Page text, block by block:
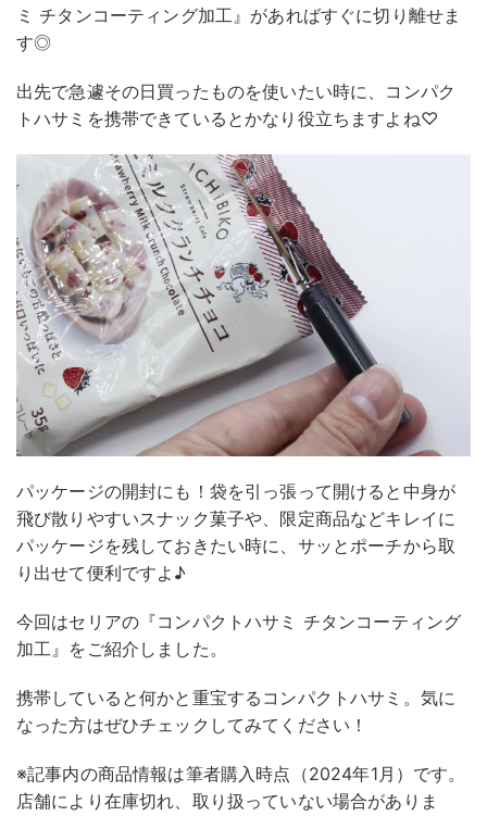
ミ チタンコーティング加工』があればすぐに切り離せま
す◎
出先で急遽その日買ったものを使いたい時に、コンパク
トハサミを携帯できているとかなり役立ちますよね♡
パッケージの開封にも！袋を引っ張って開けると中身が
飛び散りやすいスナック菓子や、限定商品などキレイに
パッケージを残しておきたい時に、サッとポーチから取
り出せて便利ですよ♪
今回はセリアの『コンパクトハサミ チタンコーティング
加工』をご紹介しました。
携帯していると何かと重宝するコンパクトハサミ。気に
なった方はぜひチェックしてみてください！
※記事内の商品情報は筆者購入時点（2024年1月）です。
店舗により在庫切れ、取り扱っていない場合がありま